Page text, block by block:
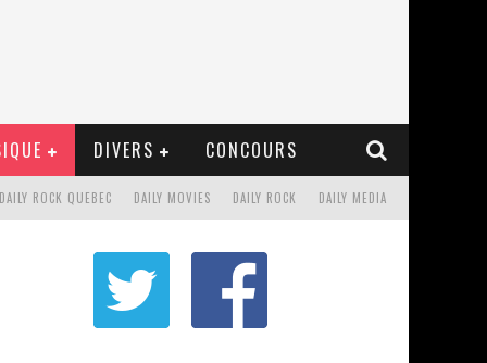
DIVERS CONCOURS
DAILY MEDIA
DAILY ROCK
DAILY MOVIES
DAILY ROCK QUEBEC